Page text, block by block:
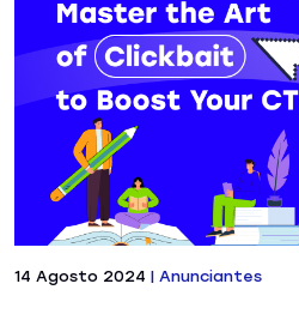
14 Agosto 2024 | Anunciantes